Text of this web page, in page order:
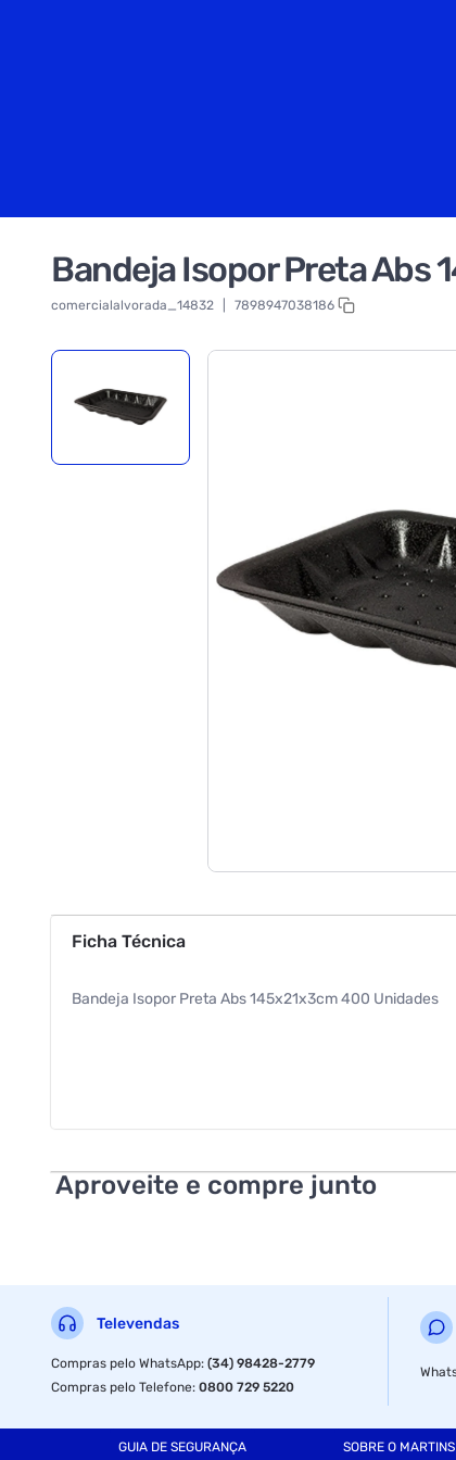
Bandeja Isopor Preta Abs
comercialalvorada_14832 7898947038186
Ficha Técnica
Bandeja Isopor Preta Abs 145x21x3cm 400 Unidades
Aproveite e compre junto
Televendas
Compras pelo WhatsApp:(34) 98428-2779
Compras pelo Telefone:0800 729 5220
GUIA DE SEGURANÇA SOBRE O MARTINS